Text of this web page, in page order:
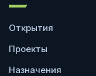
Открытия
Проекты
Назначения